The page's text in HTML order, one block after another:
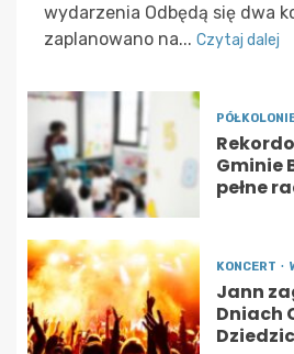
wydarzenia Odbędą się dwa
zaplanowano na... Czytaj dalej
Gminie
pełne
KONCERT
Jann
Dniach